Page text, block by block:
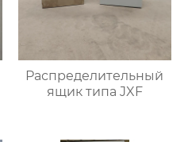
Распределительный
ящик типа JXF